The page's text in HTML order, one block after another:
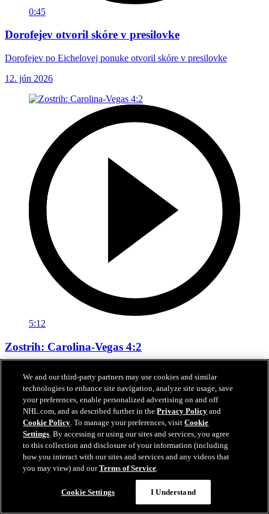
0:45
Dorofejev otvoril skóre v presilovke
Dorofejev po Eichelovej ponuke otvoril skóre v presilovke
12. jún 2026
5:12
Zostrih: Carolina-Vegas 4:2
12. jún 2026
We and our third-party partners may use cookies and similar
technologies to enhance site navigation, analyze site usage, save
your preferences, enable personalized advertising on and off
NHL.com, and as described further in thePrivacy Policy and
Cookie Policy. To manage your preferences, visitCookie
Settings. By accessing or using our sites and services, you agree
to this collection and disclosure of your information (including
how you interact with our sites and services and any videos that
you may view) and ourTerms of Service.
Cookie Settings I Understand